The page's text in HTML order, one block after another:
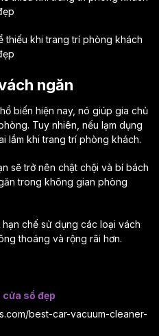
thiếu khi trang trí phòng khách
ngăn
biến hiện nay, nó giúp gia chủ
Tuy nhiên, nếu lạm dụng
lầm khi trang trí phòng khách.
sẽ trở nên chật chội và bí bách
trong không gian phòng
chế sử dụng các loại vách
thoáng và rộng rãi hơn.
cửa sổ đẹp
best-car-vacuum-cleaner-